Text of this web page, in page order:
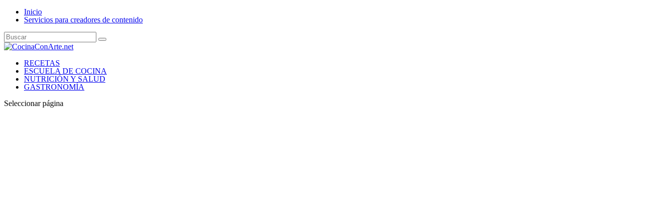
Inicio
Servicios para creadores de contenido
RECETAS
ESCUELA DE COCINA
NUTRICIÓN Y SALUD
GASTRONOMÍA
Seleccionar página